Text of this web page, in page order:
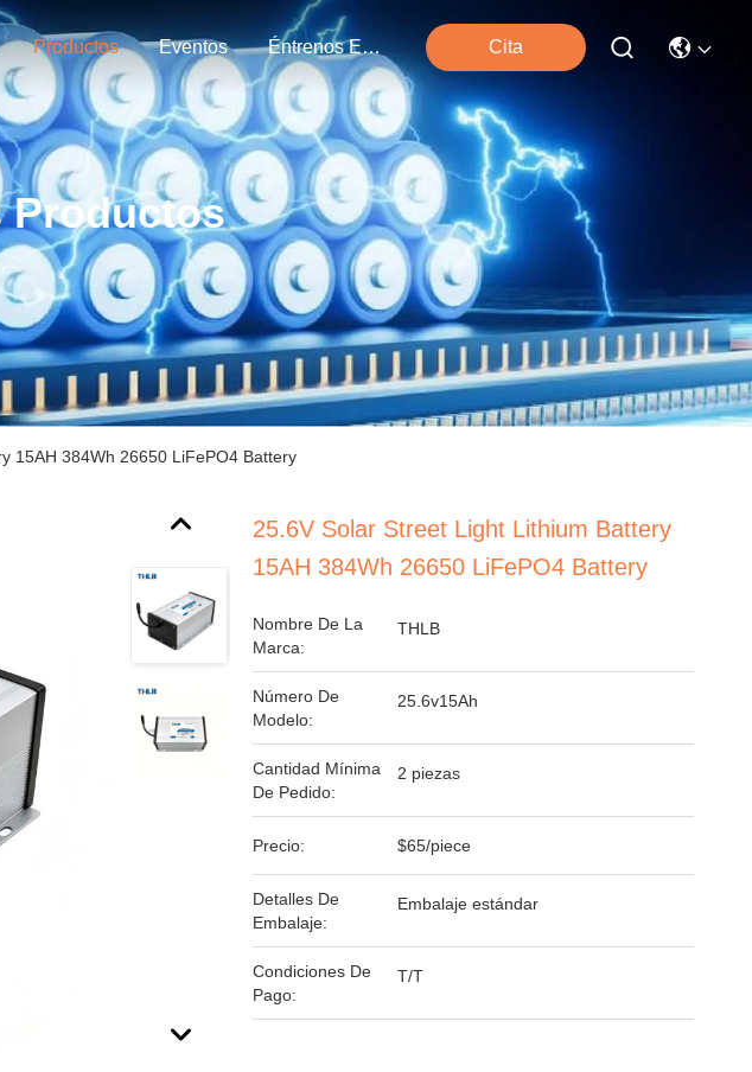
Productos Eventos Éntrenos En Contacto Con Cita
Productos
15AH 384Wh 26650 LiFePO4 Battery
25.6V Solar Street Light Lithium Battery
15AH 384Wh 26650 LiFePO4 Battery
Nombre De La
Marca:
THLB
Número De
Modelo:
25.6v15Ah
Cantidad Mínima
De Pedido:
2 piezas
Precio: $65/piece
Detalles De
Embalaje:
Embalaje estándar
Condiciones De
Pago:
T/T